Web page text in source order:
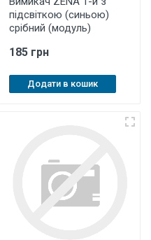
підсвіткою (синьою)
срібний (модуль)
185 грн
Додати в кошик